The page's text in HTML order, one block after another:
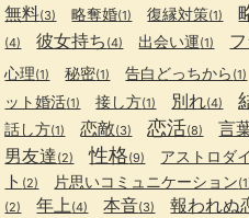
無料(3) 略奪婚(1) 復縁対策(1)
(4) 彼女持ち (4) 出会い運(1)
心理(1) 秘密(1) 告白どっちから (1)
ット婚活(1) 接し方(1) 別れ(4)
話し方(1) 恋敵(3) 恋活(8) 言
男友達(2) 性格(9) アストロダ
ト (2) 片思いコミュニケーション
(2) 年上(4) 本音(3) 報われぬ